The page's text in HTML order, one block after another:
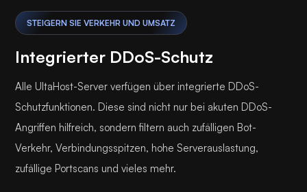
STEIGERN SIE VERKEHR UND UMSATZ
Integrierter DDoS-Schutz
Alle UltaHost-Server verfügen über integrierte DDoS-
Schutzfunktionen. Diese sind nicht nur bei akuten DDoS-
Angriffen hilfreich, sondern filtern auch zufälligen Bot-
Verkehr, Verbindungsspitzen, hohe Serverauslastung,
zufällige Portscans und vieles mehr.